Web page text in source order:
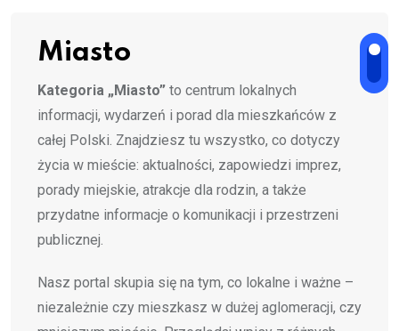
Miasto
Kategoria „Miasto” to centrum lokalnych
informacji, wydarzeń i porad dla mieszkańców z
całej Polski. Znajdziesz tu wszystko, co dotyczy
życia w mieście: aktualności, zapowiedzi imprez,
porady miejskie, atrakcje dla rodzin, a także
przydatne informacje o komunikacji i przestrzeni
publicznej.
Nasz portal skupia się na tym, co lokalne i ważne –
niezależnie czy mieszkasz w dużej aglomeracji, czy